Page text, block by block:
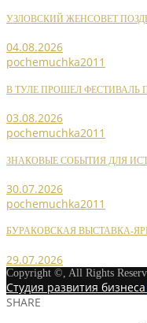
УЗЛОВСКИЙ ЖЕНСОВЕТ
04.08.2026
pochemuchka2011
В ТУЛЕ ПРОШЕЛ ФЕСТИВАЛЬ
03.08.2026
pochemuchka2011
ЗНАКОВЫЕ СОБЫТИЯ ДЛЯ
30.07.2026
pochemuchka2011
БУРАКОВСКАЯ ВЫСТАВКА-
29.07.2026
Copyright ©, All Rights
Студия развития бизнеса
SHARE